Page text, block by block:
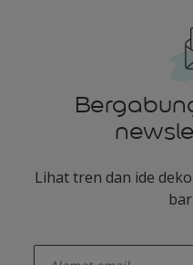
Lihat tren dan ide